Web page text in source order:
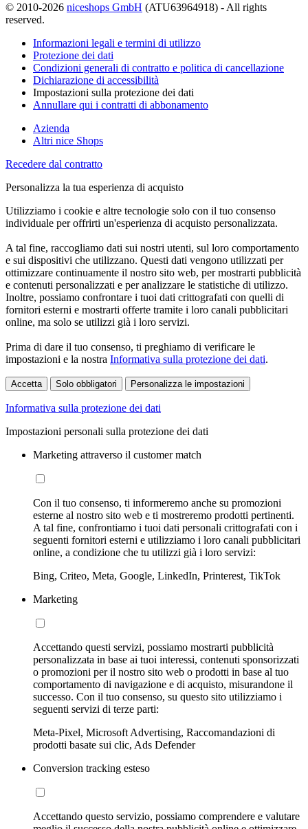
© 2010-2026 niceshops GmbH (ATU63964918) - All rights
reserved.
Informazioni legali e termini di utilizzo
Protezione dei dati
Condizioni generali di contratto e politica di cancellazione
Dichiarazione di accessibilità
Impostazioni sulla protezione dei dati
Annullare qui i contratti di abbonamento
Azienda
Altri nice Shops
Recedere dal contratto
Personalizza la tua esperienza di acquisto
Utilizziamo i cookie e altre tecnologie solo con il tuo consenso
individuale per offrirti un'esperienza di acquisto personalizzata.
A tal fine, raccogliamo dati sui nostri utenti, sul loro comportamento
e sui dispositivi che utilizzano. Questi dati vengono utilizzati per
ottimizzare continuamente il nostro sito web, per mostrarti pubblicità
e contenuti personalizzati e per analizzare le statistiche di utilizzo.
Inoltre, possiamo confrontare i tuoi dati crittografati con quelli di
fornitori esterni e mostrarti offerte tramite i loro canali pubblicitari
online, ma solo se utilizzi già i loro servizi.
Prima di dare il tuo consenso, ti preghiamo di verificare le
impostazioni e la nostra Informativa sulla protezione dei dati.
Accetta Solo obbligatori Personalizza le impostazioni
Informativa sulla protezione dei dati
Impostazioni personali sulla protezione dei dati
Marketing attraverso il customer match
Con il tuo consenso, ti informeremo anche su promozioni
esterne al nostro sito web e ti mostreremo prodotti pertinenti.
A tal fine, confrontiamo i tuoi dati personali crittografati con i
seguenti fornitori esterni e utilizziamo i loro canali pubblicitari
online, a condizione che tu utilizzi già i loro servizi:
Bing, Criteo, Meta, Google, LinkedIn, Printerest, TikTok
Marketing
Accettando questi servizi, possiamo mostrarti pubblicità
personalizzata in base ai tuoi interessi, contenuti sponsorizzati
o promozioni per il nostro sito web o prodotti in base al tuo
comportamento di navigazione e di acquisto, misurandone il
successo. Con il tuo consenso, su questo sito utilizziamo i
seguenti servizi di terze parti:
Meta-Pixel, Microsoft Advertising, Raccomandazioni di
prodotti basate sui clic, Ads Defender
Conversion tracking esteso
Accettando questo servizio, possiamo comprendere e valutare